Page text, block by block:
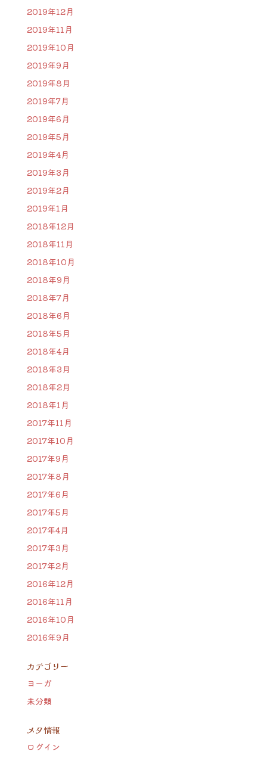
2019年12月
2019年11月
2019年10月
2019年9月
2019年8月
2019年7月
2019年6月
2019年5月
2019年4月
2019年3月
2019年2月
2019年1月
2018年12月
2018年11月
2018年10月
2018年9月
2018年7月
2018年6月
2018年5月
2018年4月
2018年3月
2018年2月
2018年1月
2017年11月
2017年10月
2017年9月
2017年8月
2017年6月
2017年5月
2017年4月
2017年3月
2017年2月
2016年12月
2016年11月
2016年10月
2016年9月
カテゴリー
ヨーガ
未分類
メタ情報
ログイン